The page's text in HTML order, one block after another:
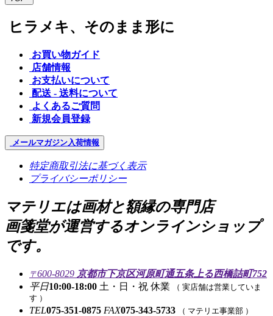
ヒラメキ、そのまま形に
お買い物ガイド
店舗情報
お支払いについて
配送 - 送料について
よくあるご質問
新規会員登録
メールマガジン入荷情報
特定商取引法に基づく表示
プライバシーポリシー
マテリエは画材と額縁の専門店
画箋堂が運営するオンラインショップ
です。
〒600-8029 京都市下京区河原町通五条上る西橋詰町752
平日10:00-18:00 土・日・祝 休業 （ 実店舗は営業していま
す ）
TEL075-351-0875 FAX075-343-5733 （ マテリエ事業部 ）